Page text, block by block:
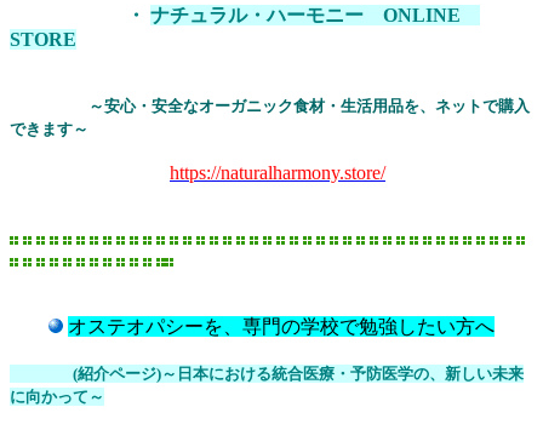
・ ナチュラル・ハーモニー ONLINE
STORE
～安心・安全なオーガニック食材・生活用品を、ネットで購入
できます～
https://naturalharmony.store/
オステオパシーを、専門の学校で勉強したい方へ
(紹介ページ)～日本における統合医療・予防医学の、新しい未来
に向かって～